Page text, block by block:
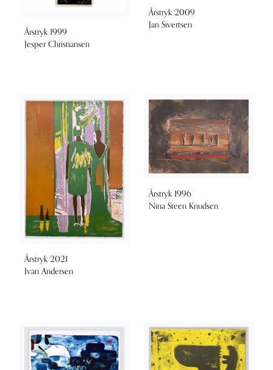
Årstryk 1999
Jesper Christiansen
Årstryk 2009
Jan Sivertsen
Årstryk 2021
Ivan Andersen
Årstryk 1996
Nina Steen Knudsen